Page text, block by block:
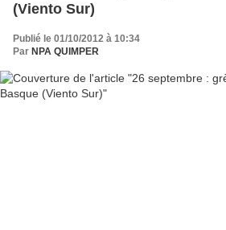
(Viento Sur)
Publié le 01/10/2012 à 10:34
Par NPA QUIMPER